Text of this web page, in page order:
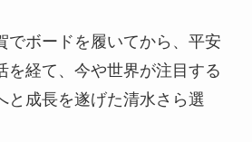
でボードを履いてから、平安
を経て、今や世界が注目する
と成長を遂げた清水さら選